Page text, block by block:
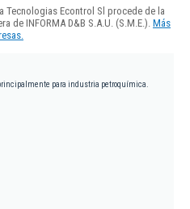
Tecnologias Econtrol Sl procede de la
de INFORMA D&B S.A.U. (S.M.E.). Más
para industria petroquímica.